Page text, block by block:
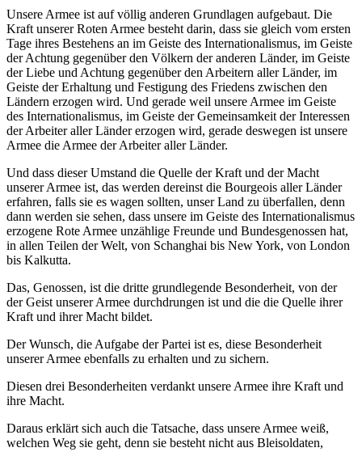
Unsere Armee ist auf völlig anderen Grundlagen aufgebaut. Die
Kraft unserer Roten Armee besteht darin, dass sie gleich vom ersten
Tage ihres Bestehens an im Geiste des Internationalismus, im Geiste
der Achtung gegenüber den Völkern der anderen Länder, im Geiste
der Liebe und Achtung gegenüber den Arbeitern aller Länder, im
Geiste der Erhaltung und Festigung des Friedens zwischen den
Ländern erzogen wird. Und gerade weil unsere Armee im Geiste
des Internationalismus, im Geiste der Gemeinsamkeit der Interessen
der Arbeiter aller Länder erzogen wird, gerade deswegen ist unsere
Armee die Armee der Arbeiter aller Länder.
Und dass dieser Umstand die Quelle der Kraft und der Macht
unserer Armee ist, das werden dereinst die Bourgeois aller Länder
erfahren, falls sie es wagen sollten, unser Land zu überfallen, denn
dann werden sie sehen, dass unsere im Geiste des Internationalismus
erzogene Rote Armee unzählige Freunde und Bundesgenossen hat,
in allen Teilen der Welt, von Schanghai bis New York, von London
bis Kalkutta.
Das, Genossen, ist die dritte grundlegende Besonderheit, von der
der Geist unserer Armee durchdrungen ist und die die Quelle ihrer
Kraft und ihrer Macht bildet.
Der Wunsch, die Aufgabe der Partei ist es, diese Besonderheit
unserer Armee ebenfalls zu erhalten und zu sichern.
Diesen drei Besonderheiten verdankt unsere Armee ihre Kraft und
ihre Macht.
Daraus erklärt sich auch die Tatsache, dass unsere Armee weiß,
welchen Weg sie geht, denn sie besteht nicht aus Bleisoldaten,